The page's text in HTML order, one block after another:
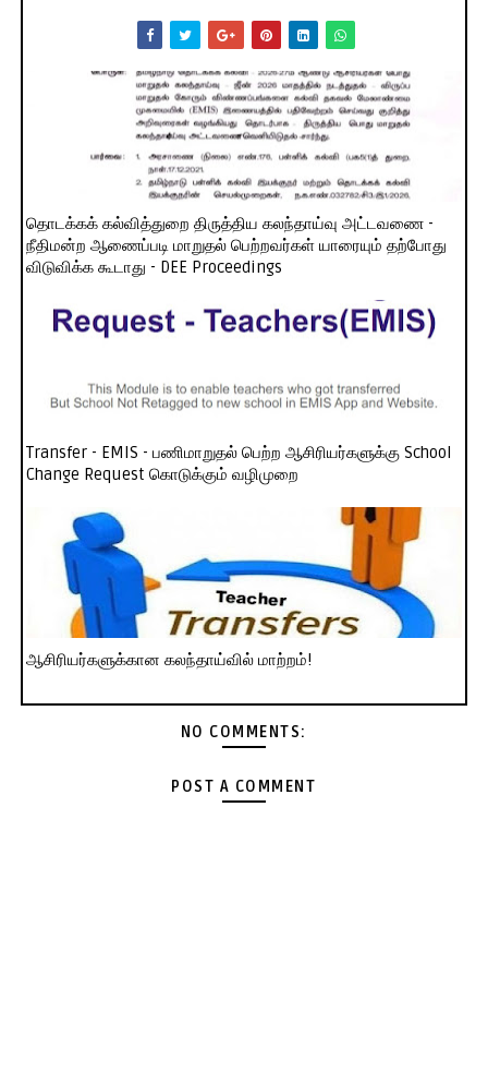
தொடக்கக் கல்வித்துறை திருத்திய கலந்தாய்வு அட்டவணை -
நீதிமன்ற ஆணைப்படி மாறுதல் பெற்றவர்கள் யாரையும் தற்போது
விடுவிக்க கூடாது - DEE Proceedings
Transfer - EMIS - பணிமாறுதல் பெற்ற ஆசிரியர்களுக்கு School
Change Request கொடுக்கும் வழிமுறை
ஆசிரியர்களுக்கான கலந்தாய்வில் மாற்றம்!
NO COMMENTS:
POST A COMMENT